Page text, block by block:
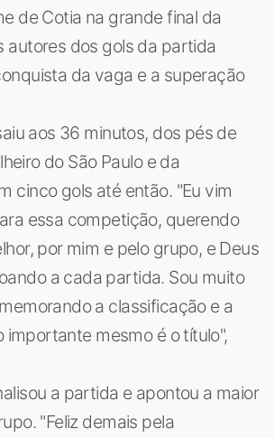
de Cotia na grande final da
autores dos gols da partida
da vaga e a superação
aos 36 minutos, dos pés de
do São Paulo e da
cinco gols até então. "Eu vim
essa competição, querendo
por mim e pelo grupo, e Deus
a cada partida. Sou muito
a classificação e a
importante mesmo é o título",
a partida e apontou a maior
"Feliz demais pela